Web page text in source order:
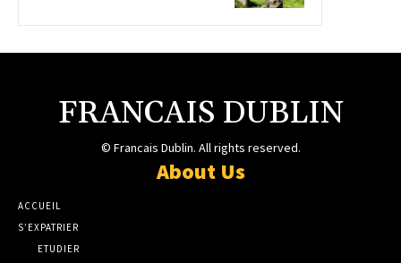
FRANCAIS DUBLIN
© Francais Dublin. All rights reserved.
About Us
ACCUEIL
S’EXPATRIER
ETUDIER